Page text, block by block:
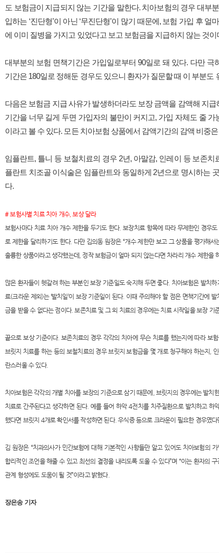
도 보험금이 지급되지 않는 기간을 말한다. 치아보험의 경우 대부
입하는 ‘진단형’이 아닌 ‘무진단형’이 많기 때문에, 보험 가입 후
에 이미 질병을 가지고 있었다고 보고 보험금을 지급하지 않는 것이
대부분의 보험 면책기간은 가입일로부터 90일로 돼 있다. 다만
기간은 180일로 정해둔 경우도 있으니 환자가 질문할 때 이 부분도
다음은 보험금 지급 사유가 발생하더라도 보장 금액을 감액해 지
기간을 너무 길게 두면 가입자의 불만이 커지고, 가입 자체도 줄
이라고 볼 수 있다. 모든 치아보험 상품에서 감액기간의 감액 비중
임플란트, 틀니 등 보철치료의 경우 2년, 아말감, 인레이 등 보존
플란트 치조골 이식술은 임플란트와 동일하게 2년으로 명시하는
다.
# 보험사별 치료 치아 개수, 보상 달라
보험사마다 치료 치아 개수 제한을 두기도 한다. 보장치료 항목에 따라 무제한인 경우
로 제한을 달리하기도 한다. 다만 김의동 원장은 “개수 제한만 보고 그 상품을 평가해
훌륭한 상품이라고 생각했는데, 정작 보험금이 얼마 되지 않는다면 차라리 개수 제한을
많은 환자들이 헷갈려 하는 부분인 보장 기준일도 숙지해 두면 좋다. 치아보험은 발치
료(크라운 제외)는 ‘발치일’이 보장 기준일이 된다. 이때 주의해야 할 점은 면책기간에
금을 받을 수 없다는 점이다. 보존치료 및 그 외 치료의 경우에는 치료 시작일을 보장 기
끝으로 보상 기준이다. 보존치료의 경우 각각의 치아에 무슨 치료를 했는지에 따라 보
브릿지 치료를 하는 등의 보철치료의 경우 브릿지 보험금을 몇 개로 청구해야 하는지,
란스러울 수 있다.
치아보험은 각각의 개별 치아를 보장의 기준으로 삼기 때문에, 브릿지의 경우에는 발치
치료로 간주된다고 생각하면 된다. 예를 들어 하악 4전치를 치주질환으로 발치하고
했다면 브릿지 4개로 확인서를 작성하면 된다. 우식증 등으로 크라운이 필요한 경우였
김 원장은 “치과의사가 민간보험에 대해 기본적인 사항들만 알고 있어도 치아보험의
합리적인 조언을 해줄 수 있고 최선의 결정을 내리도록 도울 수 있다”며 “이는 환자의
관계 형성에도 도움이 될 것”이라고 밝혔다.
장은송 기자